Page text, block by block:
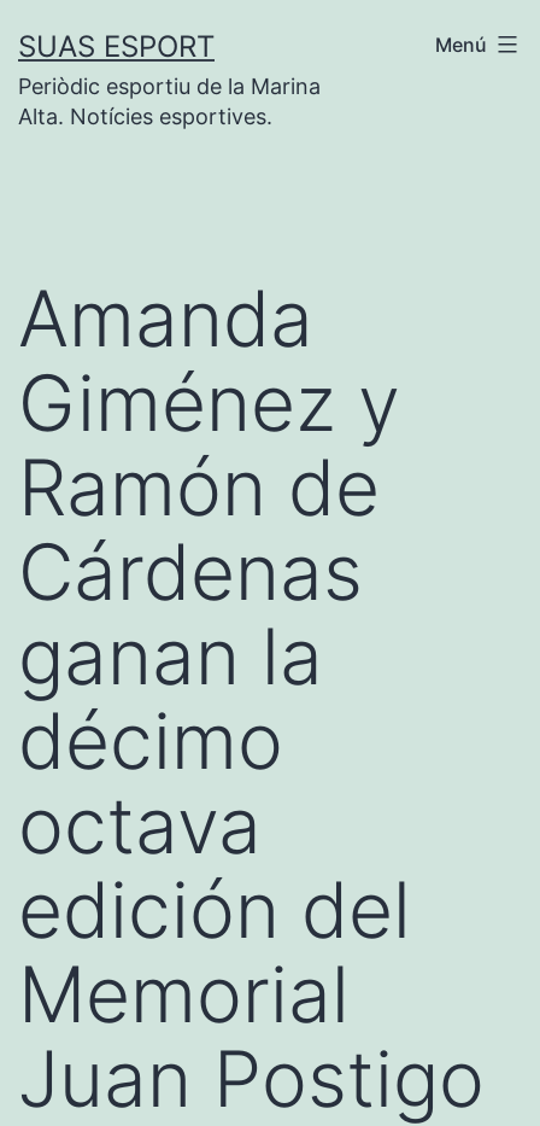
contenido
SUAS ESPORT
Periòdic esportiu de la Marina
Alta. Notícies esportives.
Menú
Amanda
Giménez y
Ramón de
Cárdenas
ganan la
décimo
octava
edición del
Memorial
Juan Postigo